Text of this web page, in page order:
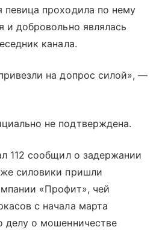
певица проходила по нему
и добровольно являлась
канала.
на допрос силой», —
не подтверждена.
112 сообщил о задержании
силовики пришли
«Профит», чей
с начала марта
делу о мошенничестве